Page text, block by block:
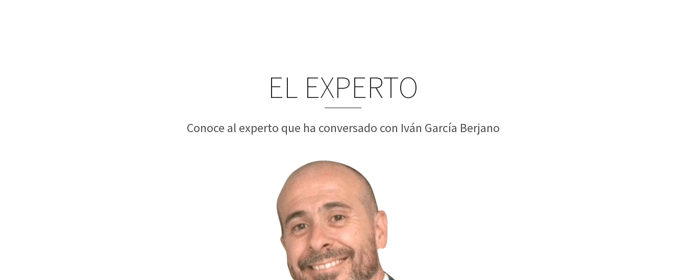
EL EXPERTO
Conoce al experto que ha conversado con Iván García Berjano